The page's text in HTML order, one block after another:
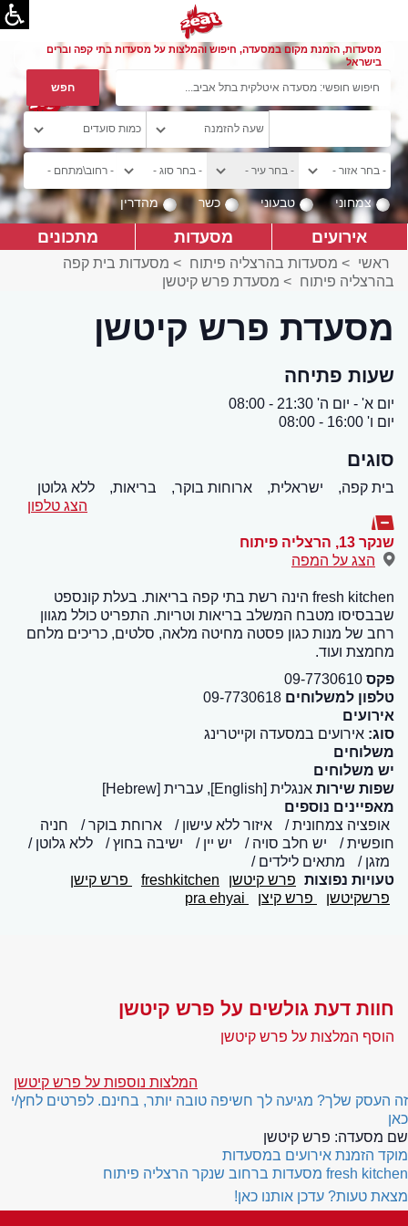
מסעדות, הזמנת מקום במסעדה, חיפוש והמלצות על מסעדות בתי קפה וברים
בישראל
צמחוני טבעוני כשר מהדרין
אירועים מסעדות מתכונים
ראשי > מסעדות בהרצליה פיתוח > מסעדות בית קפה
בהרצליה פיתוח > מסעדת פרש קיטשן
מסעדת פרש קיטשן
שעות פתיחה
יום א' - יום ה' 21:30 - 08:00
יום ו' 16:00 - 08:00
סוגים
בית קפה, ישראלית, ארוחות בוקר, בריאות,
ללא גלוטן
הצג טלפון
שנקר 13 , הרצליה פיתוח
הצג על המפה
fresh kitchen הינה רשת בתי קפה בריאות. בעלת קונספט
שבבסיסו מטבח המשלב בריאות וטריות. התפריט כולל מגוון
רחב של מנות כגון פסטה מחיטה מלאה, סלטים, כריכים מלחם
מחמצת ועוד.
פקס 09-7730610
טלפון למשלוחים 09-7730618
אירועים
סוג: אירועים במסעדה וקייטרינג
משלוחים
יש משלוחים
שפות שירות אנגלית [English], עברית [Hebrew]
מאפיינים נוספים
אופציה צמחונית
איזור ללא עישון ארוחת בוקר
חניה
חופשית
יש חלב סויה יש יין ישיבה בחוץ
ללא גלוטן
מזגן
מתאים לילדים
טעויות נפוצות פרש קיטשן freshkitchen
פרש קישן
פרשקיטשן
פרש קיצן
חוות דעת גולשים על פרש קיטשן
הוסף המלצות על פרש קיטשן
המלצות נוספות על פרש קיטשן
זה העסק שלך? מגיעה לך חשיפה טובה יותר, בחינם. לפרטים לחץ/י
כאן
שם מסעדה: פרש קיטשן
מוקד הזמנת אירועים במסעדות
fresh kitchen מסעדות ברחוב שנקר הרצליה פיתוח
מצאת טעות? עדכן אותנו כאן!